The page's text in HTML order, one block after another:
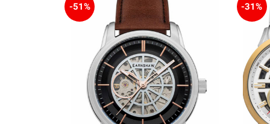
-51% -31%